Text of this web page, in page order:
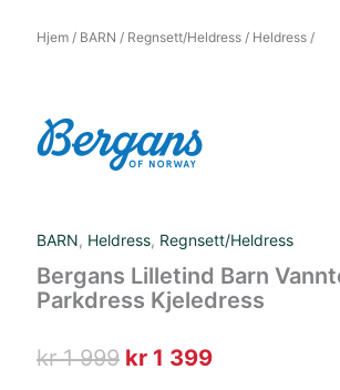
Hjem/ BARN / Regnsett/Heldress/ Heldress/
BARN, Heldress, Regnsett/Heldress
Bergans Lilletind Barn
Parkdress Kjeledress
kr1 999 Opprinnelig
kr1 399Nåværende